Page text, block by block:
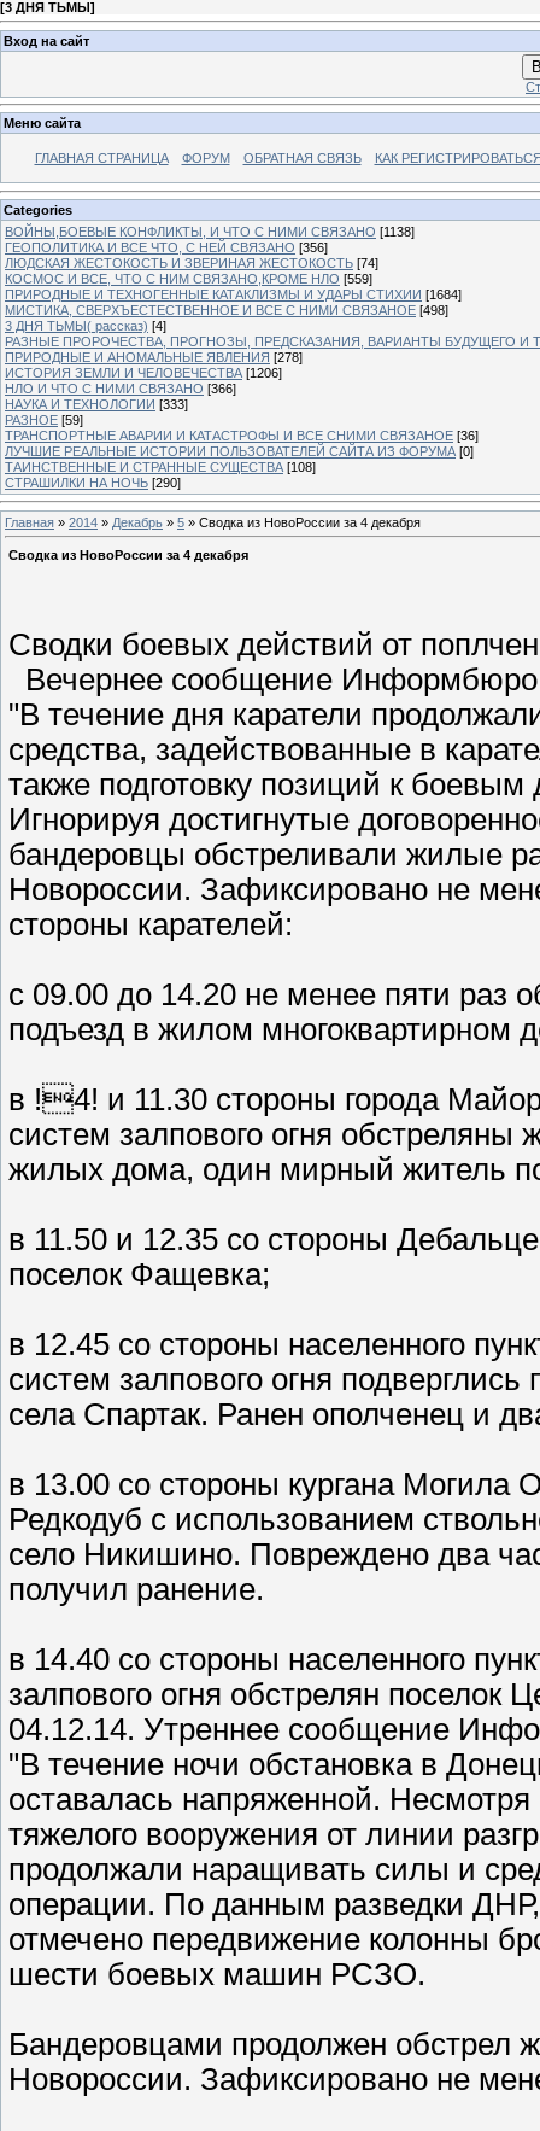
[3 ДНЯ ТЬМЫ]
Вход на сайт
Меню сайта
ГЛАВНАЯ СТРАНИЦА ФОРУМ ОБРАТНАЯ СВЯЗЬ КАК
Categories
ВОЙНЫ,БОЕВЫЕ КОНФЛИКТЫ, И ЧТО С НИМИ СВЯЗАНО [1138]
ГЕОПОЛИТИКА И ВСЕ ЧТО, С НЕЙ СВЯЗАНО [356]
ЛЮДСКАЯ ЖЕСТОКОСТЬ И ЗВЕРИНАЯ ЖЕСТОКОСТЬ [74]
КОСМОС И ВСЕ, ЧТО С НИМ СВЯЗАНО,КРОМЕ НЛО [559]
ПРИРОДНЫЕ И ТЕХНОГЕННЫЕ КАТАКЛИЗМЫ И УДАРЫ СТИХИИ [1684]
МИСТИКА, СВЕРХЪЕСТЕСТВЕННОЕ И ВСЕ С НИМИ СВЯЗАНОЕ [498]
3 ДНЯ ТЬМЫ( рассказ) [4]
РАЗНЫЕ ПРОРОЧЕСТВА, ПРОГНОЗЫ, ПРЕДСКАЗАНИЯ, ВАРИАНТЫ БУДУЩЕГО И
ПРИРОДНЫЕ И АНОМАЛЬНЫЕ ЯВЛЕНИЯ [278]
ИСТОРИЯ ЗЕМЛИ И ЧЕЛОВЕЧЕСТВА [1206]
НЛО И ЧТО С НИМИ СВЯЗАНО [366]
НАУКА И ТЕХНОЛОГИИ [333]
РАЗНОЕ [59]
ТРАНСПОРТНЫЕ АВАРИИ И КАТАСТРОФЫ И ВСЕ СНИМИ СВЯЗАНОЕ [36]
ЛУЧШИЕ РЕАЛЬНЫЕ ИСТОРИИ ПОЛЬЗОВАТЕЛЕЙ САЙТА ИЗ ФОРУМА [0]
ТАИНСТВЕННЫЕ И СТРАННЫЕ СУЩЕСТВА [108]
СТРАШИЛКИ НА НОЧЬ [290]
Главная » 2014 » Декабрь » 5 » Сводка из НовоРоссии за 4 декабря
Сводка из НовоРоссии за 4 декабря
Сводки боевых действий от
Вечернее сообщение
"В течение дня каратели
средства, задействованные в
также подготовку позиций к
Игнорируя достигнутые
бандеровцы обстреливали жилые
Новороссии. Зафиксировано не
стороны карателей:
с 09.00 до 14.20 не менее пяти раз
подъезд в жилом многоквартирном
в !4! и 11.30 стороны города
систем залпового огня
жилых дома, один мирный житель
в 11.50 и 12.35 со стороны
поселок Фащевка;
в 12.45 со стороны населенного
систем залпового огня
села Спартак. Ранен ополченец и
в 13.00 со стороны кургана Могила
Редкодуб с использованием
село Никишино. Повреждено два
получил ранение.
в 14.40 со стороны населенного
залпового огня обстрелян поселок
04.12.14. Утреннее сообщение
"В течение ночи обстановка в
оставалась напряженной. Несмотря
тяжелого вооружения от линии
продолжали наращивать силы и
операции. По данным разведки
отмечено передвижение колонны
шести боевых машин РСЗО.
Бандеровцами продолжен обстрел
Новороссии. Зафиксировано не